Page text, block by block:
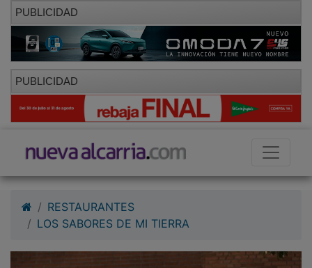
PUBLICIDAD
PUBLICIDAD
LOS SABORES DE MI TIERRA